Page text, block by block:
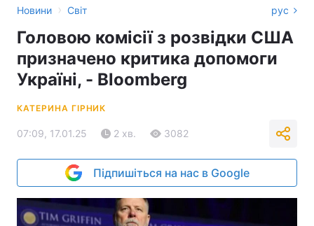
Новини › Світ рус
Головою комісії з розвідки США
призначено критика допомоги
Україні, - Bloomberg
КАТЕРИНА ГІРНИК
07:09, 17.01.25 2 хв. 3082
Підпишіться на нас в Google